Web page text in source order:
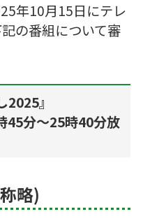
年10月15日にテレ
の番組について審
』
分～25時40分放
略)